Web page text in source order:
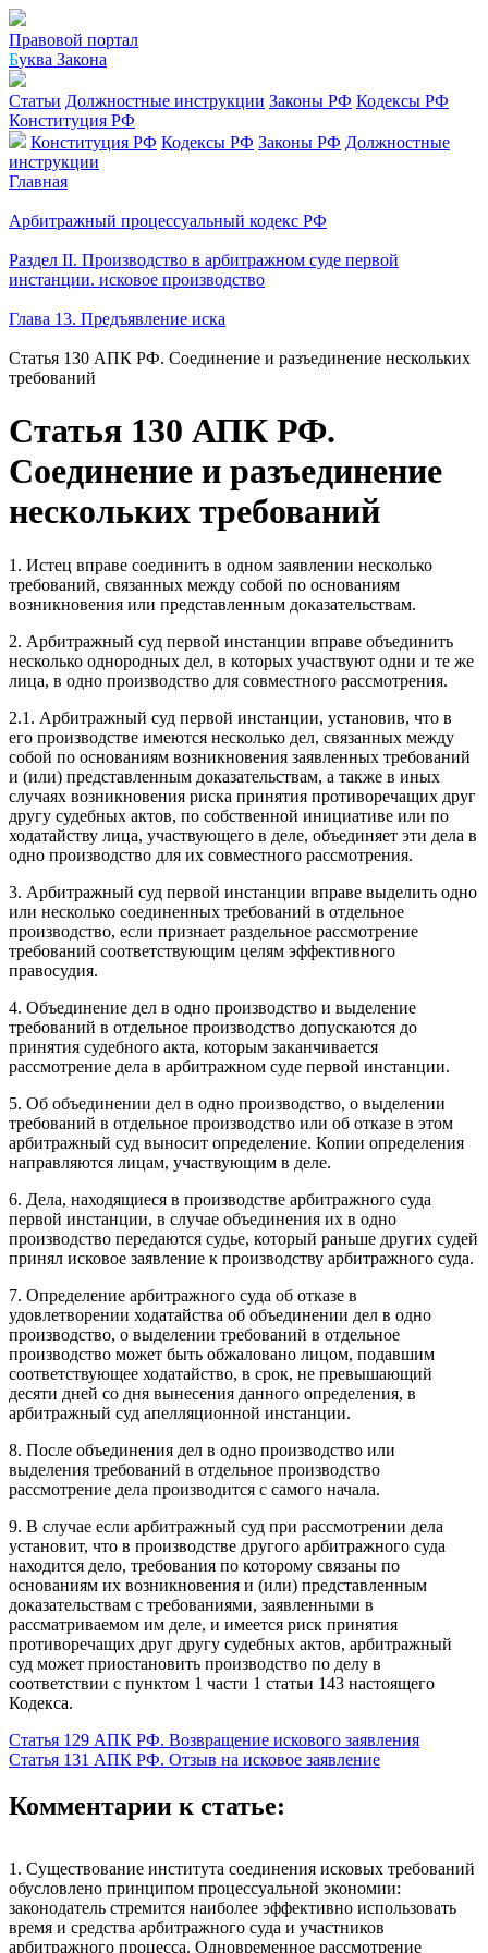
Правовой портал
Буква Закона
Статьи Должностные инструкции Законы РФ Кодексы РФ
Конституция РФ
Конституция РФ Кодексы РФ Законы РФ Должностные
инструкции
Главная
Арбитражный процессуальный кодекс РФ
Раздел II. Производство в арбитражном суде первой
инстанции. исковое производство
Глава 13. Предъявление иска
Статья 130 АПК РФ. Соединение и разъединение нескольких
требований
Статья 130 АПК РФ.
Соединение и разъединение
нескольких требований
1. Истец вправе соединить в одном заявлении несколько
требований, связанных между собой по основаниям
возникновения или представленным доказательствам.
2. Арбитражный суд первой инстанции вправе объединить
несколько однородных дел, в которых участвуют одни и те же
лица, в одно производство для совместного рассмотрения.
2.1. Арбитражный суд первой инстанции, установив, что в
его производстве имеются несколько дел, связанных между
собой по основаниям возникновения заявленных требований
и (или) представленным доказательствам, а также в иных
случаях возникновения риска принятия противоречащих друг
другу судебных актов, по собственной инициативе или по
ходатайству лица, участвующего в деле, объединяет эти дела в
одно производство для их совместного рассмотрения.
3. Арбитражный суд первой инстанции вправе выделить одно
или несколько соединенных требований в отдельное
производство, если признает раздельное рассмотрение
требований соответствующим целям эффективного
правосудия.
4. Объединение дел в одно производство и выделение
требований в отдельное производство допускаются до
принятия судебного акта, которым заканчивается
рассмотрение дела в арбитражном суде первой инстанции.
5. Об объединении дел в одно производство, о выделении
требований в отдельное производство или об отказе в этом
арбитражный суд выносит определение. Копии определения
направляются лицам, участвующим в деле.
6. Дела, находящиеся в производстве арбитражного суда
первой инстанции, в случае объединения их в одно
производство передаются судье, который раньше других судей
принял исковое заявление к производству арбитражного суда.
7. Определение арбитражного суда об отказе в
удовлетворении ходатайства об объединении дел в одно
производство, о выделении требований в отдельное
производство может быть обжаловано лицом, подавшим
соответствующее ходатайство, в срок, не превышающий
десяти дней со дня вынесения данного определения, в
арбитражный суд апелляционной инстанции.
8. После объединения дел в одно производство или
выделения требований в отдельное производство
рассмотрение дела производится с самого начала.
9. В случае если арбитражный суд при рассмотрении дела
установит, что в производстве другого арбитражного суда
находится дело, требования по которому связаны по
основаниям их возникновения и (или) представленным
доказательствам с требованиями, заявленными в
рассматриваемом им деле, и имеется риск принятия
противоречащих друг другу судебных актов, арбитражный
суд может приостановить производство по делу в
соответствии с пунктом 1 части 1 статьи 143 настоящего
Кодекса.
Статья 129 АПК РФ. Возвращение искового заявления
Статья 131 АПК РФ. Отзыв на исковое заявление
Комментарии к статье:
1. Существование института соединения исковых требований
обусловлено принципом процессуальной экономии:
законодатель стремится наиболее эффективно использовать
время и средства арбитражного суда и участников
арбитражного процесса. Одновременное рассмотрение